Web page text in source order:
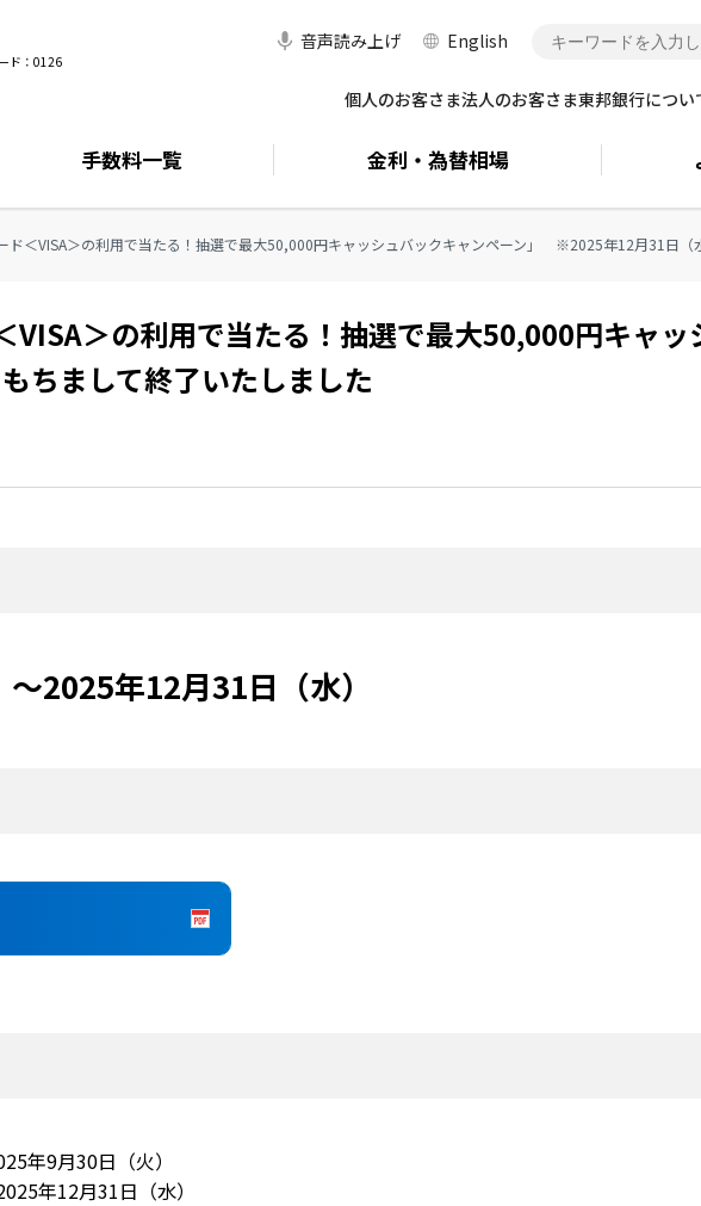
ド：0126
手数料一覧 金利・ 為替相場
English
音声読み上げ
個人のお客さま法人のお客さま東邦銀行につい
ード＜VISA＞の利用で当たる！抽選で最大50,000円キャッシュバックキャンペーン」 ※2025年12月31日（
VISA＞の利用で当たる！抽選で最大50,000円キ
ちまして終了いたしました
2025年12月31日（水）
年9月30日（火）
年12月31日（水）